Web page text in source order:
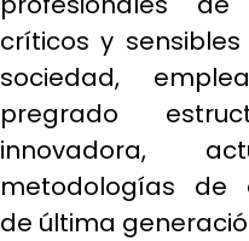
críticos y
sociedad,
pregrado
innovadora,
metodologías de
de última